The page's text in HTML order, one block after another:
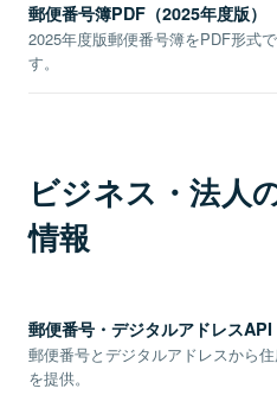
郵便番号簿PDF（2025年度版）
2025年度版郵便番号簿をPDF形式
す。
ビジネス・法人
情報
郵便番号・デジタルアドレスAPI
郵便番号とデジタルアドレスから
を提供。